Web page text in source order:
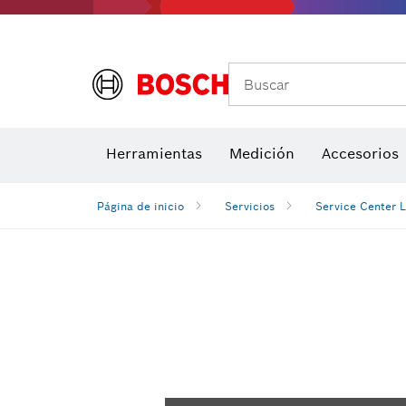
Buscar
Herramientas Medición Accesorios
Página de inicio Servicios Service Center